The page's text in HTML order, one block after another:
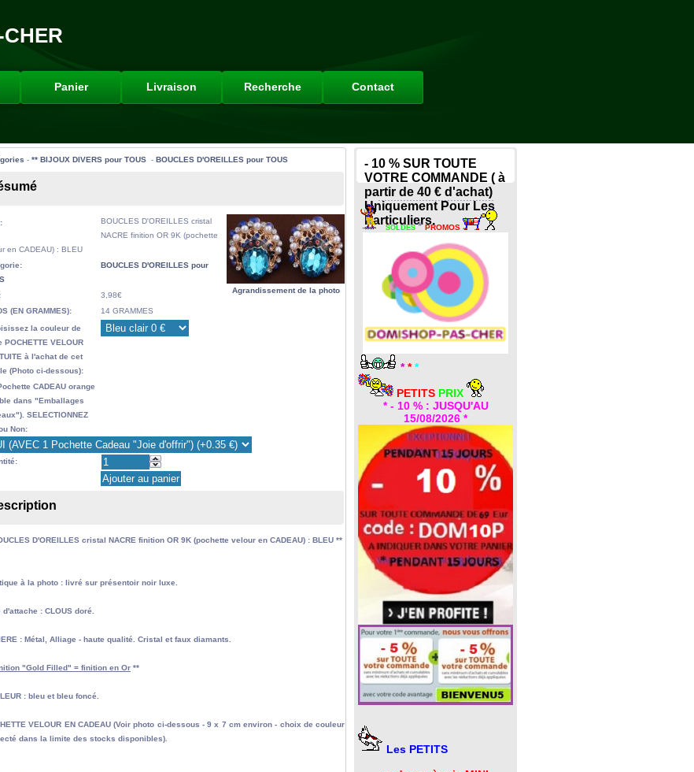
Panier Livraison Recherche Contact
- 10 % SUR TOUTE
VOTRE COMMANDE ( à
partir de 40 € d'achat)
Uniquement Pour Les
Particuliers.
.....................................
SOLDES *PROMOS
***
PETITS PRIX
* - 10 % : JUSQU'AU
15/08/2026 *
Les PETITS
- ** BIJOUX DIVERS pour TOUS - BOUCLES D'OREILLES pour TOUS
Agrandissement de la photo
BOUCLES D'OREILLES cristal
NACRE finition OR 9K (pochette
en CADEAU) : BLEU
BOUCLES D'OREILLES pour
3,98€
(EN GRAMMES):
14 GRAMMES
la couleur de
POCHETTE VELOUR
à l'achat de cet
(Photo ci-dessous):
CADEAU orange
dans "Emballages
SELECTIONNEZ
Non:
D'OREILLES cristal NACRE finition OR 9K (pochette velour en CADEAU) : BLEU **
à la photo : livré sur présentoir noir luxe.
d'attache : CLOUS doré.
: Métal, Alliage - haute qualité. Cristal et faux diamants.
"Gold Filled" = finition en Or **
: bleu et bleu foncé.
VELOUR EN CADEAU (Voir photo ci-dessous - 9 x 7 cm environ - choix de couleur
dans la limite des stocks disponibles).